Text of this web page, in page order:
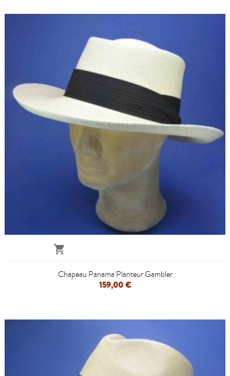

Chapeau Panama Planteur Gambler
159,00 €